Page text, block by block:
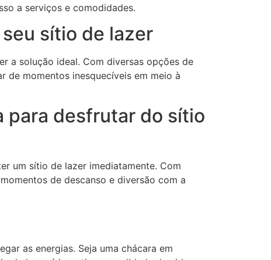
a serviços e comodidades.
sítio de lazer
a solução ideal. Com diversas opções de
de momentos inesquecíveis em meio à
para desfrutar do sítio
um sítio de lazer imediatamente. Com
de descanso e diversão com a
as energias. Seja uma chácara em